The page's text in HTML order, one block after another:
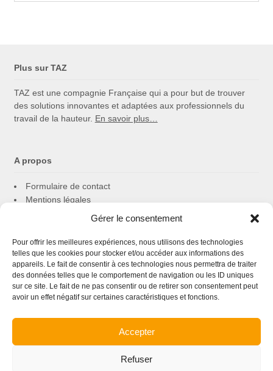
Gérer le consentement
Pour offrir les meilleures expériences, nous utilisons des technologies
telles que les cookies pour stocker et/ou accéder aux informations des
appareils. Le fait de consentir à ces technologies nous permettra de traiter
des données telles que le comportement de navigation ou les ID uniques
sur ce site. Le fait de ne pas consentir ou de retirer son consentement peut
avoir un effet négatif sur certaines caractéristiques et fonctions.
Accepter
Refuser
Plus sur TAZ
TAZ est une compagnie Française qui a pour but de trouver
des solutions innovantes et adaptées aux professionnels du
travail de la hauteur. En savoir plus…
A propos
Formulaire de contact
Mentions légales
Politique de cookies
Follow us
Suivez-nous sur les réseaux sociaux suivants :